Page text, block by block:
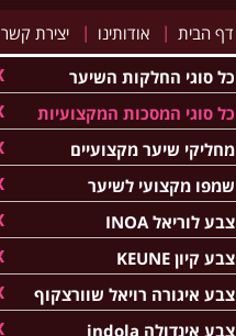
דף הבית | אודותינו | יצירת קשר
כל סוגי החלקות השיער
כל סוגי המסכות המקצועיות
מחליקי שיער מקצועיים
שמפו מקצועי לשיער
צבע לוריאל INOA
צבע קיון KEUNE
צבע איגורה רויאל שוורצקוף
צבע אינדולה indola